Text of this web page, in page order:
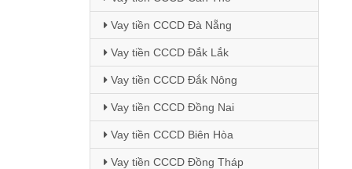
Vay tiền CCCD Đà Nẵng
Vay tiền CCCD Đắk Lắk
Vay tiền CCCD Đắk Nông
Vay tiền CCCD Đồng Nai
Vay tiền CCCD Biên Hòa
Vay tiền CCCD Đồng Tháp